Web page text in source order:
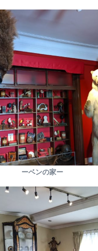
ーベンの家ー